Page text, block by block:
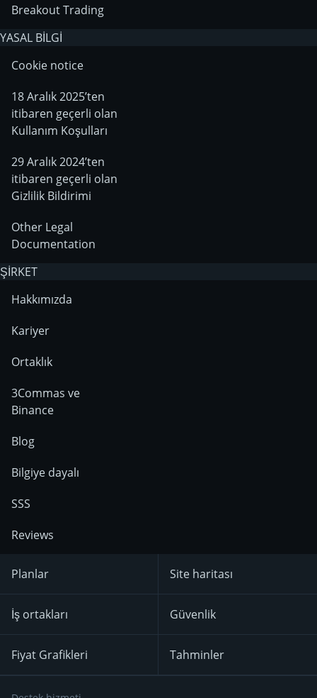
Breakout Trading
YASAL BİLGİ
Cookie notice
18 Aralık 2025’ten
itibaren geçerli olan
Kullanım Koşulları
29 Aralık 2024’ten
itibaren geçerli olan
Gizlilik Bildirimi
Other Legal
Documentation
ŞİRKET
Hakkımızda
Kariyer
Ortaklık
3Commas ve
Binance
Blog
Bilgiye dayalı
SSS
Reviews
Planlar
İş ortakları
Fiyat Grafikleri
Site haritası
Güvenlik
Tahminler